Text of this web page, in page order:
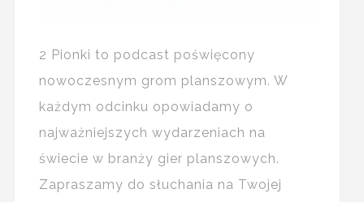
2 Pionki to podcast poświęcony
nowoczesnym grom planszowym. W
każdym odcinku opowiadamy o
najważniejszych wydarzeniach na
świecie w branży gier planszowych.
Zapraszamy do słuchania na Twojej